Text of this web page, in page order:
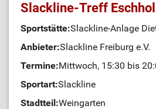
Slackline-Treff
Sportstätte:Slackline-Anlage
Anbieter:Slackline Freiburg e.V.
Termine:Mittwoch, 15:30 bis
Sportart:Slackline
Stadtteil:Weingarten